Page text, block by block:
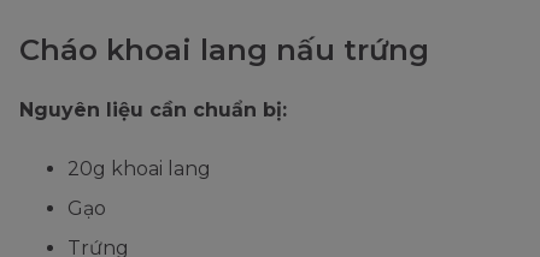
Cháo khoai lang nấu trứng
Nguyên liệu cần chuẩn bị:
20g khoai lang
Gạo
Trứng